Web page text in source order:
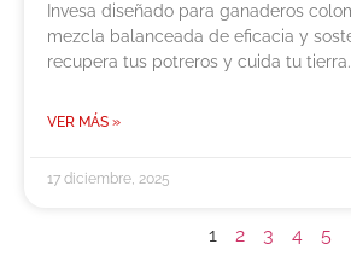
Invesa diseñado para ganaderos
mezcla balanceada de eficacia y
recupera tus potreros y cuida tu tierra.
VER MÁS »
17 diciembre, 2025
1 2 3 4 5